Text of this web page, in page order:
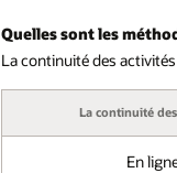
Quelles sont les
La continuité des
La continuité
En